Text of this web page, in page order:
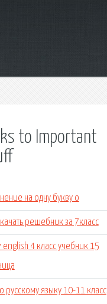
to Important
на одну букву о
решебник за 7класс
english 4 класс учебник 15
русскому языку 10-11 класс